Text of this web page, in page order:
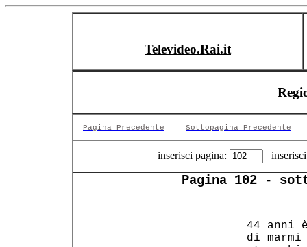
Televideo.Rai.it
Pagina Precedente Sottopagina Precedente
inserisci pagina:
Pagina 102 -
44
di marmi